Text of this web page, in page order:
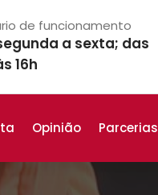
de funcionamento
a sexta; das
16h
Opinião Parcerias